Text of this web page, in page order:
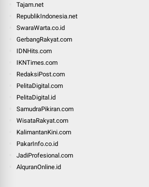
Tajam.net
RepublikIndonesia.net
SwaraWarta.co.id
GerbangRakyat.com
IDNHits.com
IKNTimes.com
RedaksiPost.com
PelitaDigital.com
PelitaDigital.id
SamudraPikiran.com
WisataRakyat.com
KalimantanKini.com
PakarInfo.co.id
JadiProfesional.com
AlquranOnline.id